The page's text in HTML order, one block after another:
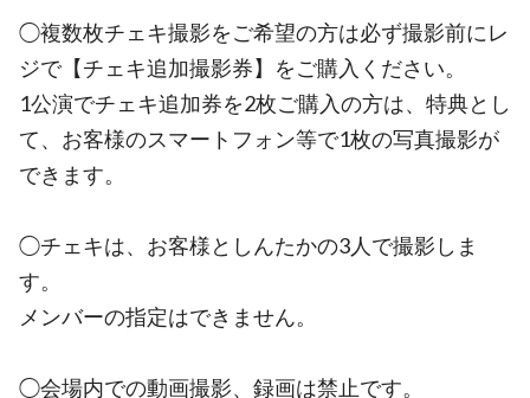
◯複数枚チェキ撮影をご希望の方は必ず撮影前にレ
ジで【チェキ追加撮影券】をご購入ください。
1公演でチェキ追加券を2枚ご購入の方は、特典とし
て、お客様のスマートフォン等で1枚の写真撮影が
できます。
◯チェキは、お客様としんたかの3人で撮影しま
す。
メンバーの指定はできません。
◯会場内での動画撮影、録画は禁止です。